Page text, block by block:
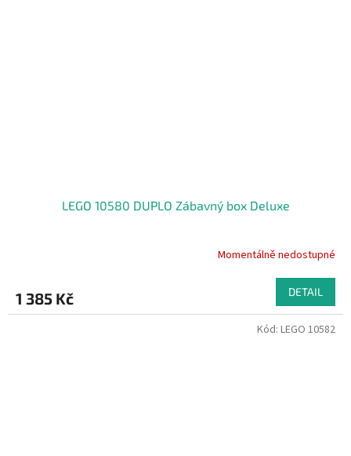
LEGO 10580 DUPLO Zábavný box Deluxe
Momentálně nedostupné
1 385 Kč DETAIL
Kód: LEGO 10582